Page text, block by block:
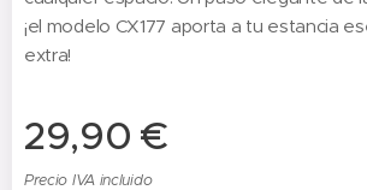
¡el modelo CX177 aporta a tu estancia
extra!
29,90 €
Precio IVA incluido